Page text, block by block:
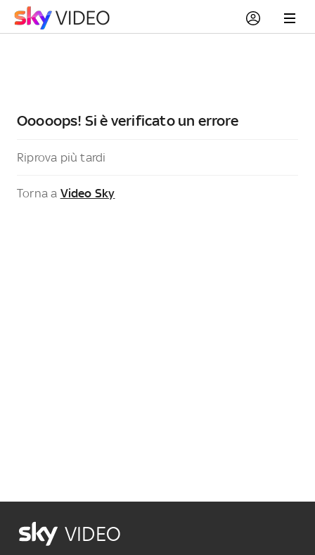
Ooooops! Si è verificato un errore
Riprova più tardi
Torna a Video Sky
VIDEO